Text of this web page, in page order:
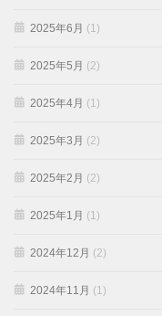
2025年6月 (1)
2025年5月 (2)
2025年4月 (1)
2025年3月 (2)
2025年2月 (2)
2025年1月 (1)
2024年12月 (2)
2024年11月 (1)